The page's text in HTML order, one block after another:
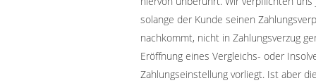
solange der Kunde seinen
nachkommt, nicht in Zahlungsverzug
Eröffnung eines Vergleichs- oder
Zahlungseinstellung vorliegt. Ist aber